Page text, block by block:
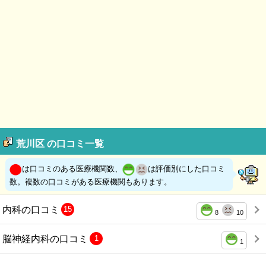
荒川区 の口コミ一覧
は口コミのある医療機関数、
は評価別にした口コミ
数。複数の口コミがある医療機関もあります。
内科の口コミ 8 10
15
脳神経内科の口コミ 1
1